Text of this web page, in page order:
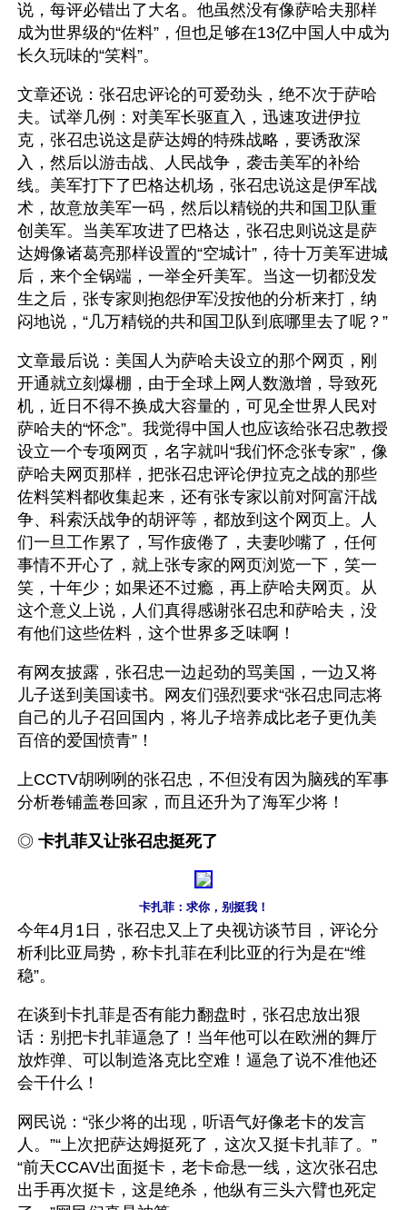
说，每评必错出了大名。他虽然没有像萨哈夫那样
成为世界级的“佐料”，但也足够在13亿中国人中成为
长久玩味的“笑料”。
文章还说：张召忠评论的可爱劲头，绝不次于萨哈
夫。试举几例：对美军长驱直入，迅速攻进伊拉
克，张召忠说这是萨达姆的特殊战略，要诱敌深
入，然后以游击战、人民战争，袭击美军的补给
线。美军打下了巴格达机场，张召忠说这是伊军战
术，故意放美军一码，然后以精锐的共和国卫队重
创美军。当美军攻进了巴格达，张召忠则说这是萨
达姆像诸葛亮那样设置的“空城计”，待十万美军进城
后，来个全锅端，一举全歼美军。当这一切都没发
生之后，张专家则抱怨伊军没按他的分析来打，纳
闷地说，“几万精锐的共和国卫队到底哪里去了呢？”
文章最后说：美国人为萨哈夫设立的那个网页，刚
开通就立刻爆棚，由于全球上网人数激增，导致死
机，近日不得不换成大容量的，可见全世界人民对
萨哈夫的“怀念”。我觉得中国人也应该给张召忠教授
设立一个专项网页，名字就叫“我们怀念张专家”，像
萨哈夫网页那样，把张召忠评论伊拉克之战的那些
佐料笑料都收集起来，还有张专家以前对阿富汗战
争、科索沃战争的胡评等，都放到这个网页上。人
们一旦工作累了，写作疲倦了，夫妻吵嘴了，任何
事情不开心了，就上张专家的网页浏览一下，笑一
笑，十年少；如果还不过瘾，再上萨哈夫网页。从
这个意义上说，人们真得感谢张召忠和萨哈夫，没
有他们这些佐料，这个世界多乏味啊！
有网友披露，张召忠一边起劲的骂美国，一边又将
儿子送到美国读书。网友们强烈要求“张召忠同志将
自己的儿子召回国内，将儿子培养成比老子更仇美
百倍的爱国愤青”！
上CCTV胡咧咧的张召忠，不但没有因为脑残的军事
分析卷铺盖卷回家，而且还升为了海军少将！
◎ 卡扎菲又让张召忠挺死了
卡扎菲：求你，别挺我！
今年4月1日，张召忠又上了央视访谈节目，评论分
析利比亚局势，称卡扎菲在利比亚的行为是在“维
稳”。
在谈到卡扎菲是否有能力翻盘时，张召忠放出狠
话：别把卡扎菲逼急了！当年他可以在欧洲的舞厅
放炸弹、可以制造洛克比空难！逼急了说不准他还
会干什么！
网民说：“张少将的出现，听语气好像老卡的发言
人。”“上次把萨达姆挺死了，这次又挺卡扎菲了。”
“前天CCAV出面挺卡，老卡命悬一线，这次张召忠
出手再次挺卡，这是绝杀，他纵有三头六臂也死定